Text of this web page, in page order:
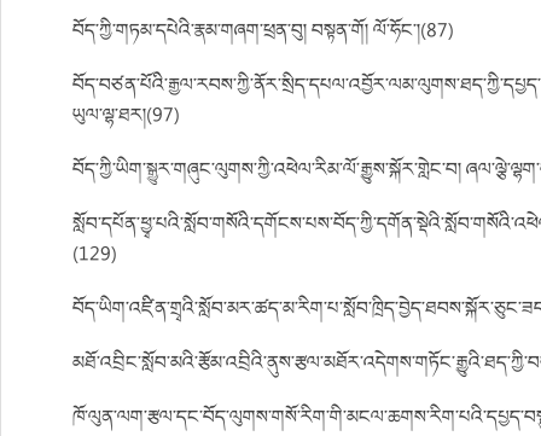
བོད་ཀྱི་གཏམ་དཔེའི་རྣམ་གཞག་ཕྲན་བུ། བསྟན་གོ། ལོ་ཧོང་།(87)
ཡུལ་ལྷ་ཐར།(97)
བོད་ཀྱི་ཡིག་སྒྱུར་གཞུང་ལུགས་ཀྱི་འཕེལ་རིམ་ལོ་རྒྱུས་སྐོར་གླེང་བ།
(129)